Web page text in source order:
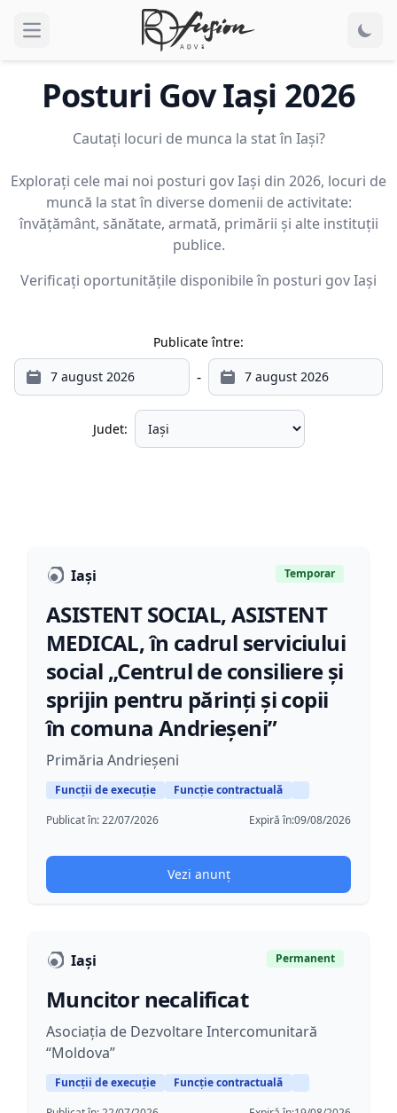
Open main menu
Posturi GovIaşi 2026
Cautați locuri de munca la stat în Iaşi?
Explorați cele mai noi posturi gov Iaşi din 2026, locuri de
muncă la stat în diverse domenii de activitate:
învățământ, sănătate, armată, primării și alte instituții
publice.
Verificați oportunitățile disponibile în posturi govIaşi
Publicate între:
-
Judet:
Iași Temporar
ASISTENT SOCIAL, ASISTENT
MEDICAL, în cadrul serviciului
social „Centrul de consiliere și
sprijin pentru părinți și copii
în comuna Andrieșeni”
Primăria Andrieșeni
Funcții de execuție
Funcție contractuală
Publicat în:22/07/2026 Expiră în:09/08/2026
Vezi anunț
Iași Permanent
Muncitor necalificat
Asociația de Dezvoltare Intercomunitară
“Moldova”
Funcții de execuție
Funcție contractuală